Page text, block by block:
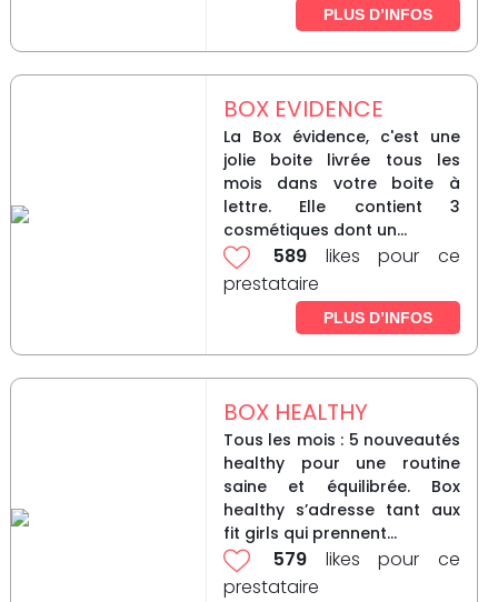
PLUS D’INFOS
BOX EVIDENCE
La Box évidence, c'est une
jolie boite livrée tous les
mois dans votre boite à
lettre. Elle contient 3
cosmétiques dont un...
589 likes pour ce
prestataire
PLUS D’INFOS
BOX HEALTHY
Tous les mois : 5 nouveautés
healthy pour une routine
saine et équilibrée. Box
healthy s’adresse tant aux
fit girls qui prennent...
579 likes pour ce
prestataire